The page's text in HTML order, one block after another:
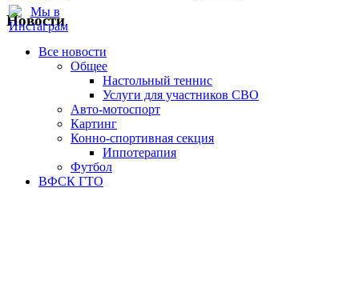
Новости
Все новости
Oбщее
Настольный теннис
Услуги для участников СВО
Авто-мотоспорт
Картинг
Конно-спортивная секция
Иппотерапия
Футбол
ВФСК ГТО